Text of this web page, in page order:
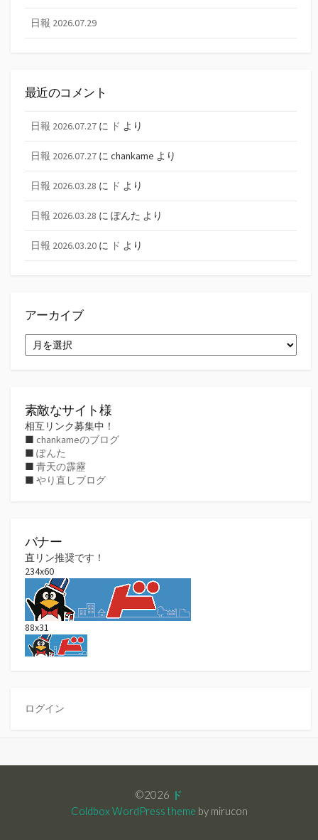
日報 2026.07.29
最近のコメント
日報 2026.07.27 に ド より
日報 2026.07.27 に chankame より
日報 2026.03.28 に ド より
日報 2026.03.28 に ぽんた より
日報 2026.03.20 に ド より
アーカイブ
ー
素敵なサイト様
相互リンク募集中！
■ chankameのブログ
■ ぽんた
■ 青天の霹靂
■ やり直しブログ
バナー
直リン推奨です！
234x60
88x31
ログイン
©2026 ド
Coldbox WordPress theme by mirucon